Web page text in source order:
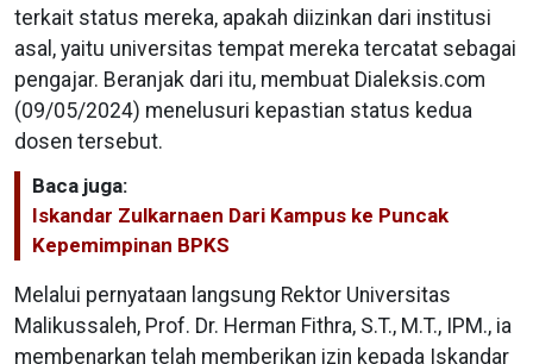
terkait status mereka, apakah diizinkan dari institusi
asal, yaitu universitas tempat mereka tercatat sebagai
pengajar. Beranjak dari itu, membuat Dialeksis.com
(09/05/2024) menelusuri kepastian status kedua
dosen tersebut.
Baca juga:
Iskandar Zulkarnaen Dari Kampus ke Puncak
Kepemimpinan BPKS
Melalui pernyataan langsung Rektor Universitas
Malikussaleh, Prof. Dr. Herman Fithra, S.T., M.T., IPM., ia
membenarkan telah memberikan izin kepada Iskandar